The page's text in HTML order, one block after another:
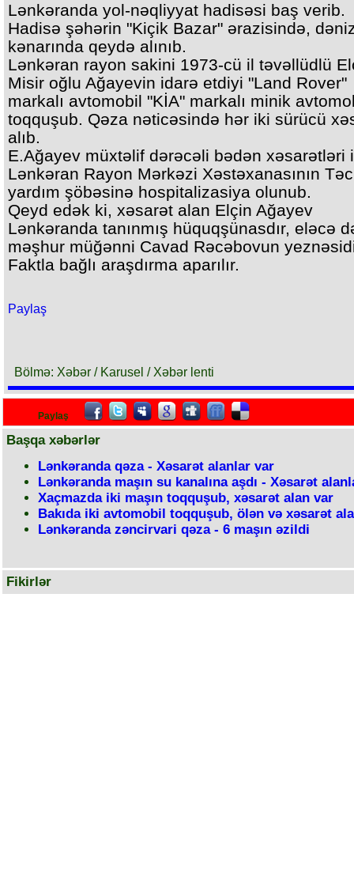
Lənkəranda yol-nəqliyyat hadisəsi baş verib.
Hadisə şəhərin "Kiçik Bazar" ərazisində,
kənarında qeydə alınıb.
Lənkəran rayon sakini 1973-cü il təvəllüdlü
Misir oğlu Ağayevin idarə etdiyi "Land Rover"
markalı avtomobil "KİA" markalı minik
toqquşub. Qəza nəticəsində hər iki sürücü
alıb.
E.Ağayev müxtəlif dərəcəli bədən xəsarətləri
Lənkəran Rayon Mərkəzi Xəstəxanasının
yardım şöbəsinə hospitalizasiya olunub.
Qeyd edək ki, xəsarət alan Elçin Ağayev
Lənkəranda tanınmış hüquqşünasdır, eləcə
məşhur müğənni Cavad Rəcəbovun
Faktla bağlı araşdırma aparılır.
Paylaş
Bölmə: Xəbər / Karusel / Xəbər lenti
Paylaş
Başqa xəbərlər
Lənkəranda qəza - Xəsarət alanlar var
Lənkəranda maşın su kanalına aşdı - Xəsarət
Xaçmazda iki maşın toqquşub, xəsarət alan var
Bakıda iki avtomobil toqquşub, ölən və xəsarət
Lənkəranda zəncirvari qəza - 6 maşın əzildi
Fikirlər